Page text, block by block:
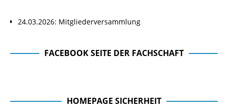
24.03.2026: Mitgliederversammlung
FACEBOOK SEITE DER FACHSCHAFT
HOMEPAGE SICHERHEIT